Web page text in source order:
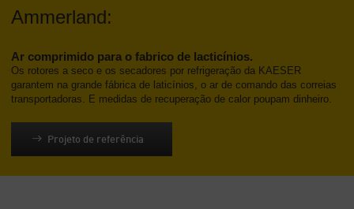
Ammerland:
Ar comprimido para o fabrico de lacticínios.
Os rotores a seco e os secadores por refrigeração da KAESER
garantem na grande fábrica de laticínios, o ar de comando das correias
transportadoras. E medidas de recuperação de calor poupam dinheiro.
Projeto de referência